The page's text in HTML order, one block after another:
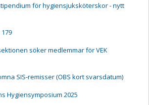
för hygiensjuksköterskor - nytt
söker medlemmar för VEK
SIS-remisser (OBS kort svarsdatum)
Hygiensymposium 2025